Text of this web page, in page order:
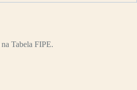
Tabela FIPE.